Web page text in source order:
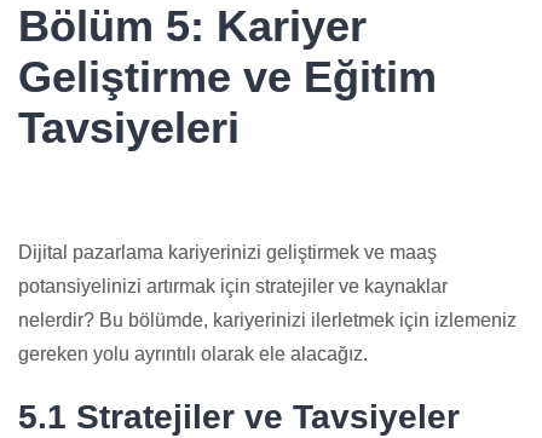
Bölüm 5: Kariyer
Geliştirme ve Eğitim
Tavsiyeleri
Dijital pazarlama kariyerinizi geliştirmek ve maaş
potansiyelinizi artırmak için stratejiler ve kaynaklar
nelerdir? Bu bölümde, kariyerinizi ilerletmek için izlemeniz
gereken yolu ayrıntılı olarak ele alacağız.
5.1 Stratejiler ve Tavsiyeler